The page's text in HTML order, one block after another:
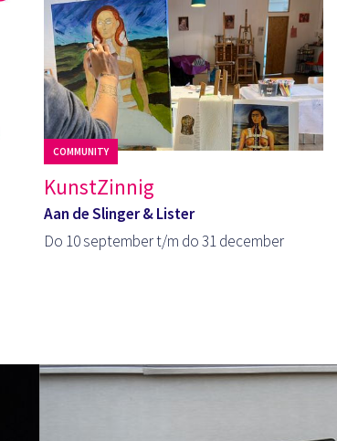
COMMUNITY
KunstZinnig
Aan de Slinger & Lister
Do 10 september t/m do 31 december